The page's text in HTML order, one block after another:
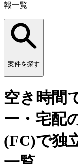
報一覧
案件を探す
空き時間
ー・宅配
(FC)で独